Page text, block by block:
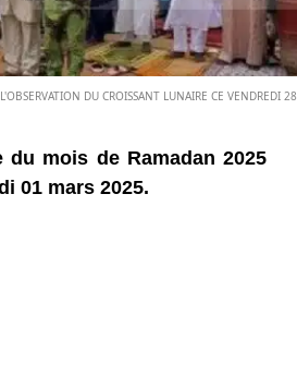
DU CROISSANT LUNAIRE CE VENDREDI 28
du mois de Ramadan 2025
01 mars 2025.